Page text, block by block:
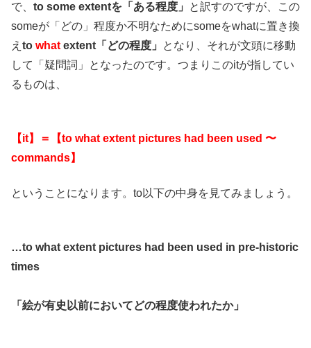
で、 to some extentを「ある程度」
と訳すのですが、この
someが「どの」程度か不明なためにsomeをwhatに置き換
え to what extent「どの程度」
となり、それが文頭に移動
して「疑問詞」となったのです。つまりこのitが指してい
るものは、
【it】＝【to what extent pictures had been used 〜
commands】
ということになります。to以下の中身を見てみましょう。
…to what extent pictures had been used in pre-historic
times
「絵が有史以前においてどの程度使われたか」